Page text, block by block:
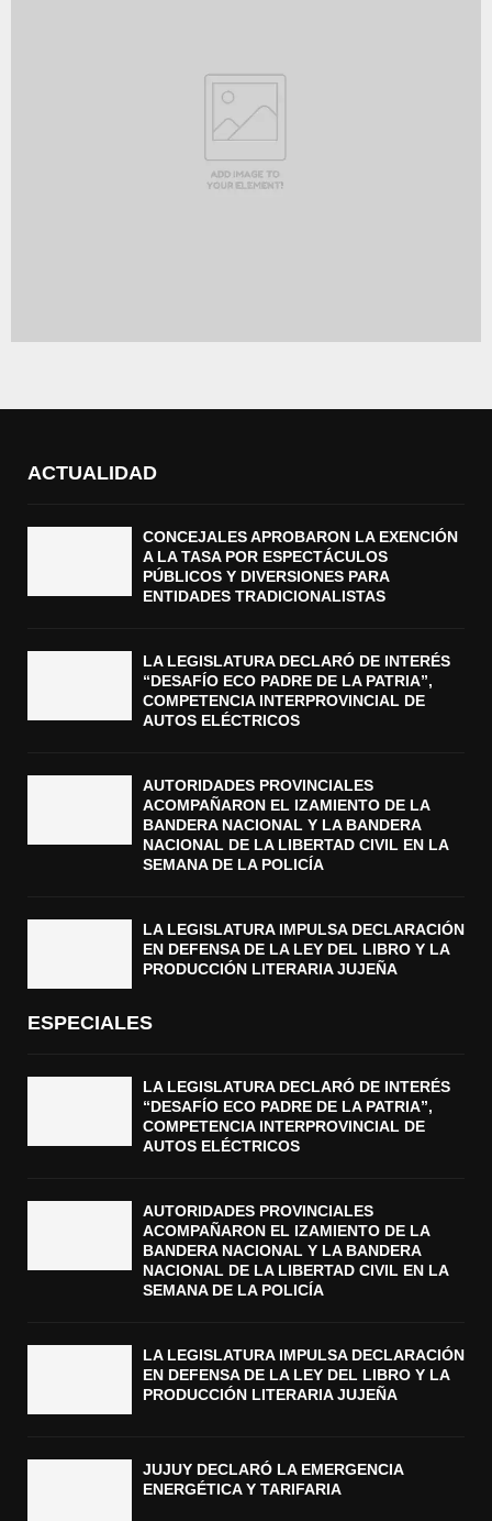
ACTUALIDAD
CONCEJALES APROBARON LA EXENCIÓN
A LA TASA POR ESPECTÁCULOS
PÚBLICOS Y DIVERSIONES PARA
ENTIDADES TRADICIONALISTAS
LA LEGISLATURA DECLARÓ DE INTERÉS
“DESAFÍO ECO PADRE DE LA PATRIA”,
COMPETENCIA INTERPROVINCIAL DE
AUTOS ELÉCTRICOS
AUTORIDADES PROVINCIALES
ACOMPAÑARON EL IZAMIENTO DE LA
BANDERA NACIONAL Y LA BANDERA
NACIONAL DE LA LIBERTAD CIVIL EN LA
SEMANA DE LA POLICÍA
LA LEGISLATURA IMPULSA DECLARACIÓN
EN DEFENSA DE LA LEY DEL LIBRO Y LA
PRODUCCIÓN LITERARIA JUJEÑA
ESPECIALES
LA LEGISLATURA DECLARÓ DE INTERÉS
“DESAFÍO ECO PADRE DE LA PATRIA”,
COMPETENCIA INTERPROVINCIAL DE
AUTOS ELÉCTRICOS
AUTORIDADES PROVINCIALES
ACOMPAÑARON EL IZAMIENTO DE LA
BANDERA NACIONAL Y LA BANDERA
NACIONAL DE LA LIBERTAD CIVIL EN LA
SEMANA DE LA POLICÍA
LA LEGISLATURA IMPULSA DECLARACIÓN
EN DEFENSA DE LA LEY DEL LIBRO Y LA
PRODUCCIÓN LITERARIA JUJEÑA
JUJUY DECLARÓ LA EMERGENCIA
ENERGÉTICA Y TARIFARIA